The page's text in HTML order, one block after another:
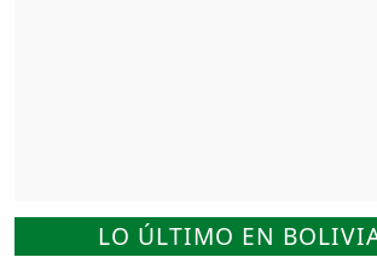
LO ÚLTIMO EN